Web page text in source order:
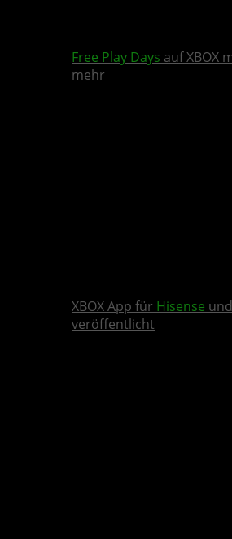
Free Play Days auf XBOX
mehr
XBOX App für Hisense
veröffentlicht